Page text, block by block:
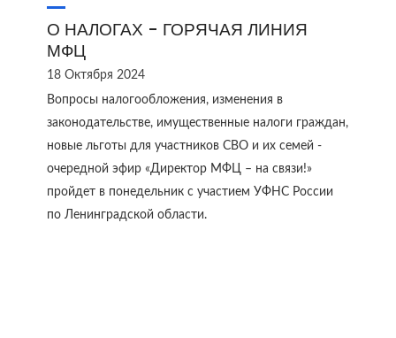
О НАЛОГАХ - ГОРЯЧАЯ ЛИНИЯ
МФЦ
18 Октября 2024
Вопросы налогообложения, изменения в
законодательстве, имущественные налоги граждан,
новые льготы для участников СВО и их семей -
очередной эфир «Директор МФЦ – на связи!»
пройдет в понедельник с участием УФНС России
по Ленинградской области.